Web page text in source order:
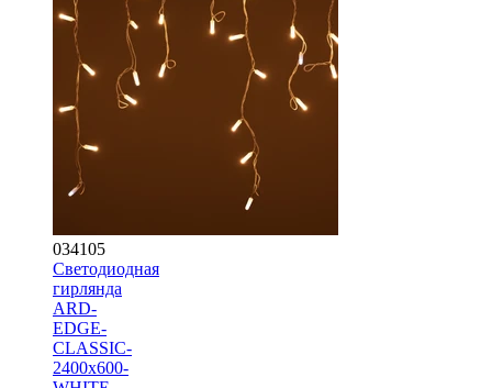
034105
Светодиодная
гирлянда
ARD-
EDGE-
CLASSIC-
2400x600-